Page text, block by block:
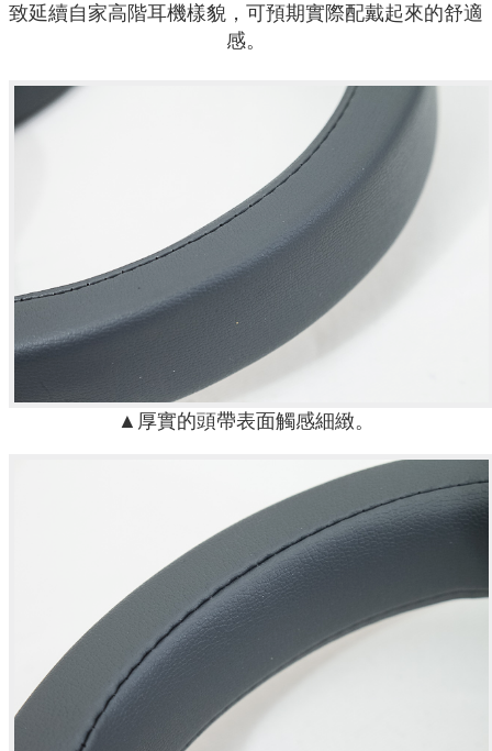
致延續自家高階耳機樣貌，可預期實際配戴起來的舒適
感。
▲厚實的頭帶表面觸感細緻。